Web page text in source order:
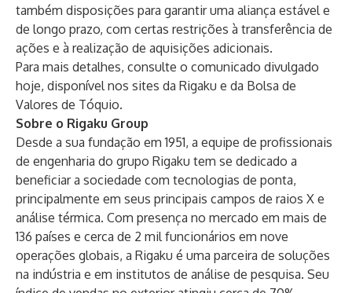
também disposições para garantir uma aliança estável e
de longo prazo, com certas restrições à transferência de
ações e à realização de aquisições adicionais.
Para mais detalhes, consulte o comunicado divulgado
hoje, disponível nos sites da Rigaku e da Bolsa de
Valores de Tóquio.
Sobre o Rigaku Group
Desde a sua fundação em 1951, a equipe de profissionais
de engenharia do grupo Rigaku tem se dedicado a
beneficiar a sociedade com tecnologias de ponta,
principalmente em seus principais campos de raios X e
análise térmica. Com presença no mercado em mais de
136 países e cerca de 2 mil funcionários em nove
operações globais, a Rigaku é uma parceira de soluções
na indústria e em institutos de análise de pesquisa. Seu